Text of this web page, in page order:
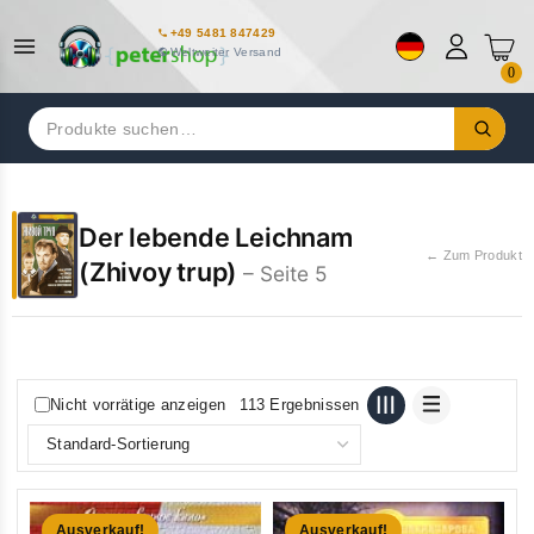
+49 5481 847429
Weltweiter Versand
0
Suchen
nach:
Der lebende Leichnam
(Zhivoy trup) – Seite 5
← Zum Produkt
Nicht vorrätige anzeigen 113 Ergebnissen
Ausverkauf! Ausverkauf!